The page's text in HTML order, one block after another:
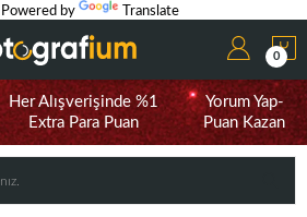
Powered by Translate
0
Her Alışverişinde %1
Extra Para Puan
Yorum Yap-
Puan Kazan